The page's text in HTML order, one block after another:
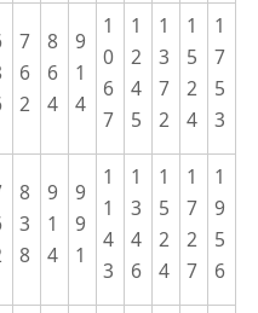
7
6
2
8
6
4
9
1
4
1
0
6
7
1
2
4
5
1
3
7
2
1
5
2
4
1
7
5
3
8
3
8
9
1
4
9
9
1
1
1
4
3
1
3
4
6
1
5
2
4
1
7
2
7
1
9
5
6